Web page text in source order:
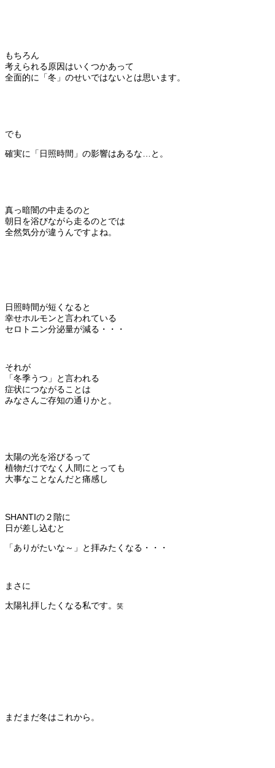
もちろん
考えられる原因はいくつかあって
全面的に「冬」のせいではないとは思います。
でも
確実に「日照時間」の影響はあるな…と。
真っ暗闇の中走るのと
朝日を浴びながら走るのとでは
全然気分が違うんですよね。
日照時間が短くなると
幸せホルモンと言われている
セロトニン分泌量が減る・・・
それが
「冬季うつ」と言われる
症状につながることは
みなさんご存知の通りかと。
太陽の光を浴びるって
植物だけでなく人間にとっても
大事なことなんだと痛感し
SHANTIの２階に
日が差し込むと
「ありがたいな～」と拝みたくなる・・・
まさに
太陽礼拝したくなる私です。
笑
まだまだ冬はこれから。